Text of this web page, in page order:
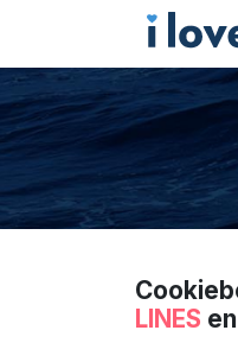
LINES en